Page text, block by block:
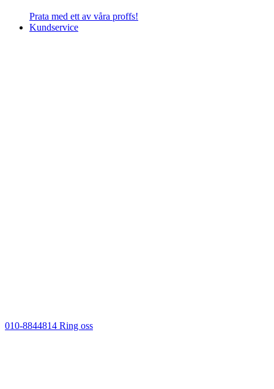
Prata med ett av våra proffs!
Kundservice
010-8844814 Ring oss